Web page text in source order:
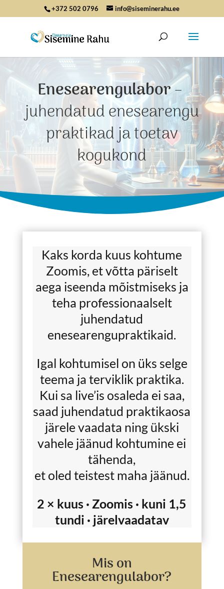
+372 502 0796 info@siseminerahu.ee
Enesearengulabor–
juhendatud enesearengu
praktikad ja toetav
kogukond
Kaks korda kuus kohtume
Zoomis, et võtta päriselt
aega iseenda mõistmiseks ja
teha professionaalselt
juhendatud
enesearengupraktikaid.
Igal kohtumisel on üks selge
teema ja terviklik praktika.
Kui sa live’is osaleda ei saa,
saad juhendatud praktikaosa
järele vaadata ning ükski
vahele jäänud kohtumine ei
tähenda,
et oled teistest maha jäänud.
2 × kuus · Zoomis · kuni 1,5
tundi · järelvaadatav
Mis on
Enesearengulabor?